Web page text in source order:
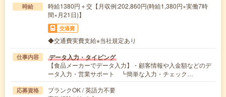
時給
時給1380円＋交【月収例:202,860円(時給1,380円×実働7時
間×月21日)】
交通費
◆交通費実費支給※当社規定あり
仕事内容 データ入力・タイピング
【食品メーカーでデータ入力】・顧客情報や入金額などのデ
ータ入力・営業サポート ┗簡単な入力・チェック…
応募資格
ブランクOK / 英語力不要